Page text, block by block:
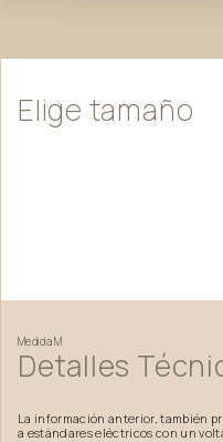
Elige tamaño
MedidaM
Detalles
La información anterior, también
a estándares eléctricos con un